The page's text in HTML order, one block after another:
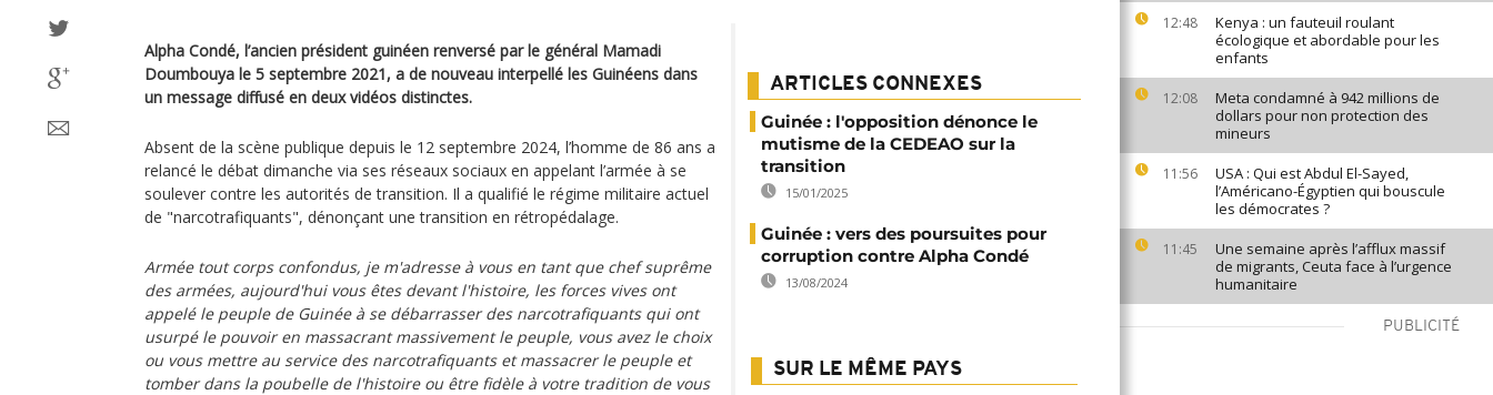
12:48
Kenya : un fauteuil roulant
écologique et abordable pour les
enfants
12:08
Meta condamné à 942 millions de
dollars pour non protection des
mineurs
11:56
USA : Qui est Abdul El-Sayed,
l’Américano-Égyptien qui bouscule
les démocrates ?
11:45
Une semaine après l’afflux massif
de migrants, Ceuta face à l’urgence
humanitaire
PUBLICITÉ
Alpha Condé, l’ancien président guinéen renversé par le général Mamadi
Doumbouya le 5 septembre 2021, a de nouveau interpellé les Guinéens dans
un message diffusé en deux vidéos distinctes.
Absent de la scène publique depuis le 12 septembre 2024, l’homme de 86 ans a
relancé le débat dimanche via ses réseaux sociaux en appelant l’armée à se
soulever contre les autorités de transition. Il a qualifié le régime militaire actuel
de "narcotrafiquants", dénonçant une transition en rétropédalage.
Armée tout corps confondus, je m'adresse à vous en tant que chef suprême
des armées, aujourd'hui vous êtes devant l'histoire, les forces vives ont
appelé le peuple de Guinée à se débarrasser des narcotrafiquants qui ont
usurpé le pouvoir en massacrant massivement le peuple, vous avez le choix
ou vous mettre au service des narcotrafiquants et massacrer le peuple et
tomber dans la poubelle de l'histoire ou être fidèle à votre tradition de vous
ARTICLES CONNEXES
Guinée : l'opposition dénonce le
mutisme de la CEDEAO sur la
transition
15/01/2025
Guinée : vers des poursuites pour
corruption contre Alpha Condé
13/08/2024
SUR LE MÊME PAYS